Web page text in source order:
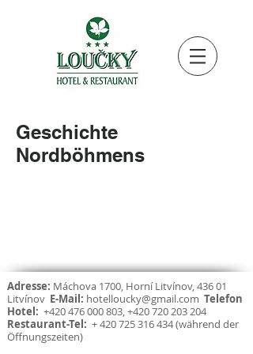
Geschichte
Nordböhmens
Adresse: Máchova 1700, Horní Litvínov, 436 01
Litvínov E-Mail: hotelloucky@gmail.com Telefon
Hotel: +420 476 000 803,+420 720 203 204
Restaurant-Tel: +420 725 316 434(während der
Öffnungszeiten)